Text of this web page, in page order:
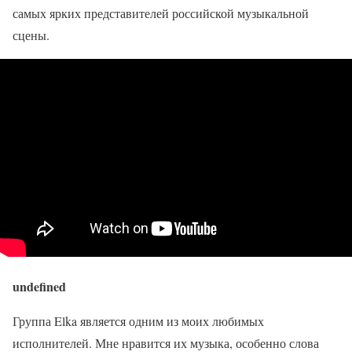
самых ярких представителей российской музыкальной
сцены.
undefined
Группа Elka является одним из моих любимых
исполнителей. Мне нравится их музыка, особенно слова